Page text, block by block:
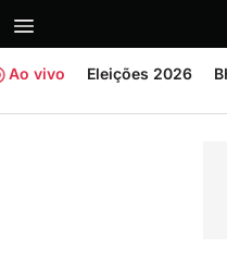
Ao vivo Eleições 2026